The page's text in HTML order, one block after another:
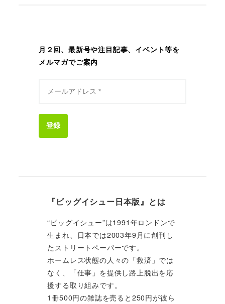
月２回、最新号や注目記事、イベント等を
メルマガでご案内
登録
『ビッグイシュー日本版』とは
“ビッグイシュー”は1991年ロンドンで
生まれ、日本では2003年9月に創刊し
たストリートペーパーです。
ホームレス状態の人々の「救済」では
なく、「仕事」を提供し路上脱出を応
援する取り組みです。
1冊500円の雑誌を売ると250円が彼ら